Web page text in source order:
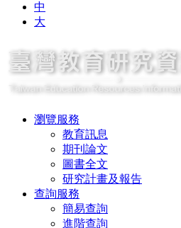
中
大
瀏覽服務
教育訊息
期刊論文
圖書全文
研究計畫及報告
查詢服務
簡易查詢
進階查詢